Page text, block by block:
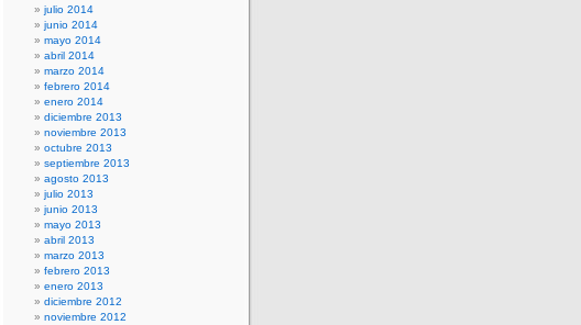
julio 2014
junio 2014
mayo 2014
abril 2014
marzo 2014
febrero 2014
enero 2014
diciembre 2013
noviembre 2013
octubre 2013
septiembre 2013
agosto 2013
julio 2013
junio 2013
mayo 2013
abril 2013
marzo 2013
febrero 2013
enero 2013
diciembre 2012
noviembre 2012